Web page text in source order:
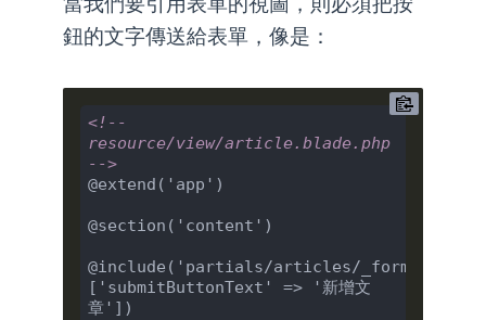
鈕的文字傳送給表單，像是：
<!--
resource/view/article.blade.php
-->
@extend('app')
@section('content')
@include('partials/articles/_form',
['submitButtonText' => '新增文
章'])